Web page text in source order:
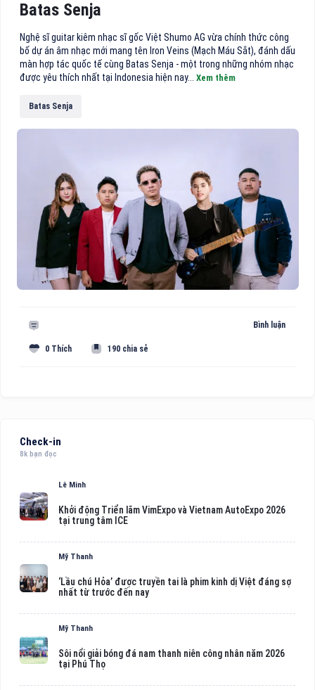
Batas Senja
Nghệ sĩ guitar kiêm nhạc sĩ gốc Việt Shumo AG vừa chính thức công
bố dự án âm nhạc mới mang tên Iron Veins (Mạch Máu Sắt), đánh dấu
màn hợp tác quốc tế cùng Batas Senja - một trong những nhóm nhạc
được yêu thích nhất tại Indonesia hiện nay... Xem thêm
Batas Senja
Bình luận
0 Thích 190 chia sẻ
Check-in
8k bạn đọc
Lê Minh
Khởi động Triển lãm VimExpo và Vietnam AutoExpo 2026
tại trung tâm ICE
Mỹ Thanh
‘Lầu chú Hỏa’ được truyền tai là phim kinh dị Việt đáng sợ
nhất từ trước đến nay
Mỹ Thanh
Sôi nổi giải bóng đá nam thanh niên công nhân năm 2026
tại Phú Thọ